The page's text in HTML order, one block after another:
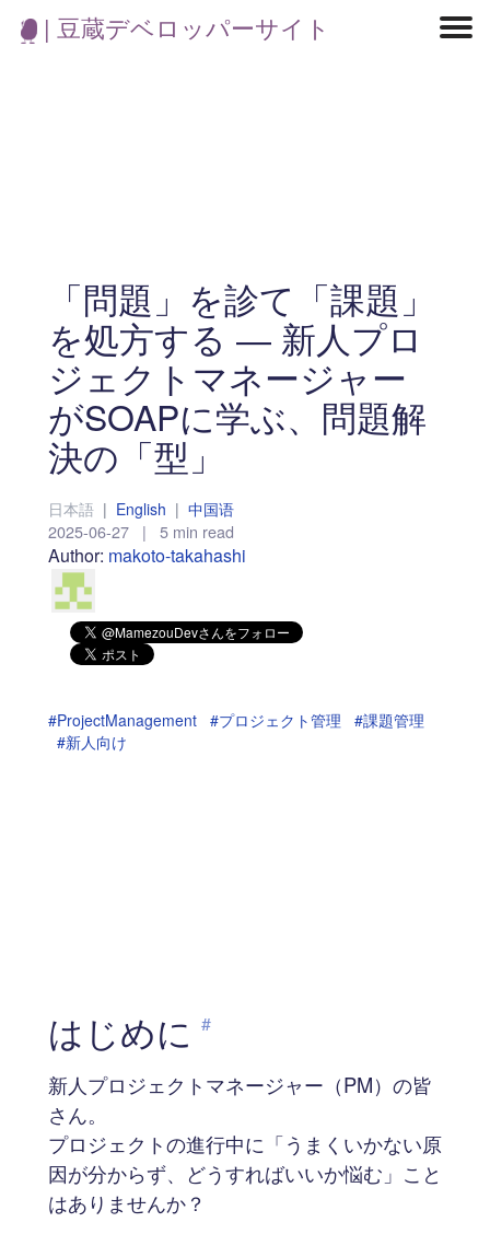
| 豆蔵デベロッパーサイト
「問題」を診て「課題」
を処方する ― 新人プロ
ジェクトマネージャー
がSOAPに学ぶ、問題解
決の「型」
日本語 | English | 中国语
2025-06-27 | 5 min read
Author: makoto-takahashi
#ProjectManagement #プロジェクト管理
#課題管理
#新人向け
はじめに #
新人プロジェクトマネージャー（PM）の皆
さん。
プロジェクトの進行中に「うまくいかない原
因が分からず、どうすればいいか悩む」こと
はありませんか？